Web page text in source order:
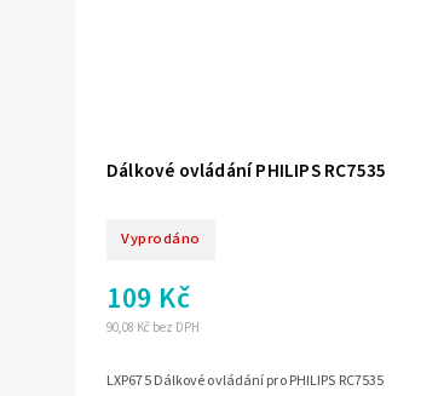
Dálkové ovládání PHILIPS RC7535
Vyprodáno
90,08 Kč bez DPH
109 Kč
LXP675 Dálkové ovládání pro PHILIPS RC7535